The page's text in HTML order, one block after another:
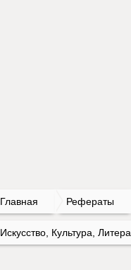
Главная Рефераты
Искусство, Культура,